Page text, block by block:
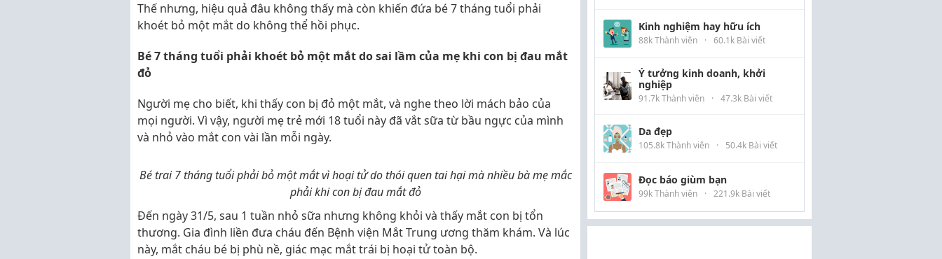
Thế nhưng, hiệu quả đâu không thấy mà còn khiến đứa bé 7 tháng tuổi phải
khoét bỏ một mắt do không thể hồi phục.
Bé 7 tháng tuổi phải khoét bỏ một mắt do sai lầm của mẹ khi con bị đau mắt
đỏ
Người mẹ cho biết, khi thấy con bị đỏ một mắt, và nghe theo lời mách bảo của
mọi người. Vì vậy, người mẹ trẻ mới 18 tuổi này đã vắt sữa từ bầu ngực của mình
và nhỏ vào mắt con vài lần mỗi ngày.
Bé trai 7 tháng tuổi phải bỏ một mắt vì hoại tử do thói quen tai hại mà nhiều bà mẹ mắc
phải khi con bị đau mắt đỏ
Đến ngày 31/5, sau 1 tuần nhỏ sữa nhưng không khỏi và thấy mắt con bị tổn
thương. Gia đình liền đưa cháu đến Bệnh viện Mắt Trung ương thăm khám. Và lúc
này, mắt cháu bé bị phù nề, giác mạc mắt trái bị hoại tử toàn bộ.
Kinh nghiệm hay hữu ích
88k Thành viên · 60.1k Bài viết
Ý tưởng kinh doanh, khởi
nghiệp
91.7k Thành viên · 47.3k Bài viết
Da đẹp
105.8k Thành viên · 50.4k Bài viết
Đọc báo giùm bạn
99k Thành viên · 221.9k Bài viết